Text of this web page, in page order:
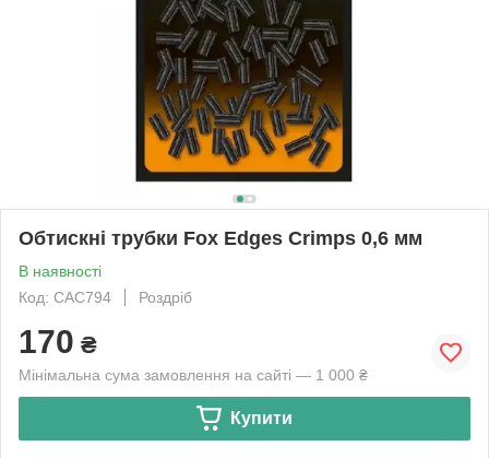
Обтискні трубки Fox Edges Crimps 0,6 мм
В наявності
Код: CAC794
Роздріб
170 ₴
Мінімальна сума замовлення на сайті — 1 000 ₴
Купити